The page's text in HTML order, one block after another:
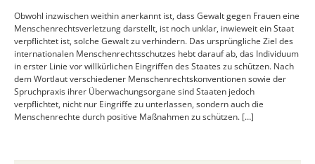
Obwohl inzwischen weithin anerkannt ist, dass Gewalt gegen Frauen eine
Menschenrechtsverletzung darstellt, ist noch unklar, inwieweit ein Staat
verpflichtet ist, solche Gewalt zu verhindern. Das ursprüngliche Ziel des
internationalen Menschenrechtsschutzes hebt darauf ab, das Individuum
in erster Linie vor willkürlichen Eingriffen des Staates zu schützen. Nach
dem Wortlaut verschiedener Menschenrechtskonventionen sowie der
Spruchpraxis ihrer Überwachungsorgane sind Staaten jedoch
verpflichtet, nicht nur Eingriffe zu unterlassen, sondern auch die
Menschenrechte durch positive Maßnahmen zu schützen. […]